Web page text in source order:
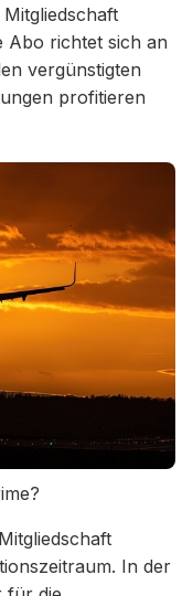
Abo richtet sich an
vergünstigten
profitieren
In der